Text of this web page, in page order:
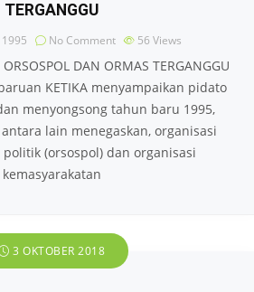
TERGANGGU
No Comment 56 Views
DAN ORMAS TERGANGGU
KETIKA menyampaikan pidato
menyongsong tahun baru 1995,
lain menegaskan, organisasi
(orsospol) dan organisasi
kemasyarakatan
3 OKTOBER 2018